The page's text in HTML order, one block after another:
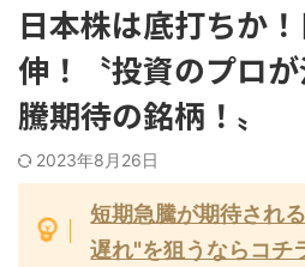
日本株は底打ちか
伸！〝投資のプロ
騰期待の銘柄！〟
2023年8月26日
短期急騰が期待され
遅れ"を狙うならコチ